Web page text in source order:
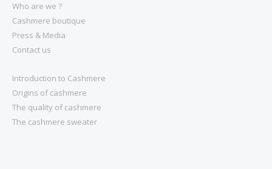
Who are we ?
Cashmere boutique
Press & Media
Contact us
Introduction to Cashmere
Origins of cashmere
The quality of cashmere
The cashmere sweater